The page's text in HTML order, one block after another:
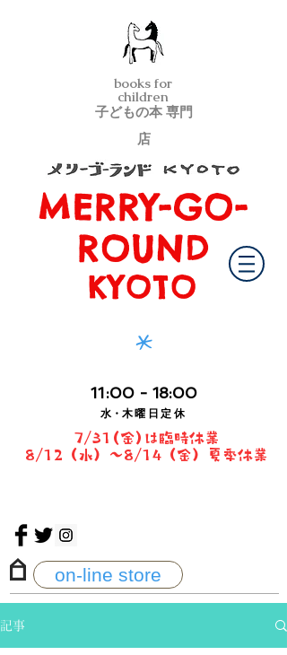
子どもの本 専門
店
books for
children
メリーゴーランド京都
MERRY-GO-
ROUND
KYOTO
*
11 :00 - 18:00
水・ 木曜日定休
7/31(金)は臨時休業
8/12（水）〜8/14（金）夏季休業
on-line store
記事